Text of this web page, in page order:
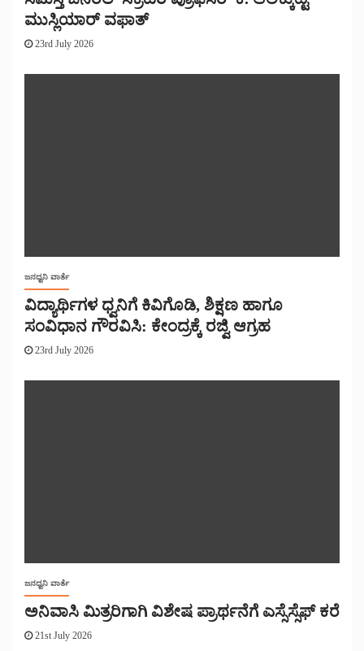
ಮುಸ್ಲಿಯಾರ್ ವಫಾತ್
23rd July 2026
ಜನಧ್ವನಿ ವಾರ್ತೆ
ವಿದ್ಯಾರ್ಥಿಗಳ ಧ್ವನಿಗೆ ಕಿವಿಗೊಡಿ, ಶಿಕ್ಷಣ ಹಾಗೂ
ಸಂವಿಧಾನ ಗೌರವಿಸಿ: ಕೇಂದ್ರಕ್ಕೆ ರಜ್ವಿ ಆಗ್ರಹ
23rd July 2026
ಜನಧ್ವನಿ ವಾರ್ತೆ
ಅನಿವಾಸಿ ಮಿತ್ರರಿಗಾಗಿ ವಿಶೇಷ ಪ್ರಾರ್ಥನೆಗೆ ಎಸ್ಸೆಸ್ಸೆಫ್ ಕರೆ
21st July 2026